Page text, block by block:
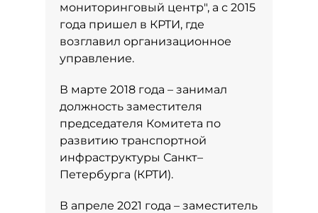
мониторинговый центр", а с 2015
года пришел в КРТИ, где
возглавил организационное
управление.
В марте 2018 года – занимал
должность заместителя
председателя Комитета по
развитию транспортной
инфраструктуры Санкт–
Петербурга (КРТИ).
В апреле 2021 года – заместитель